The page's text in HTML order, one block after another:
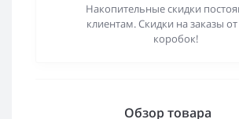
Накопительные скидки
клиентам. Скидки на заказы от
коробок!
Обзор товара